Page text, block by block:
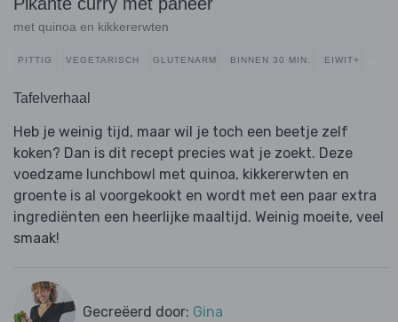
met quinoa en kikkererwten
PITTIG VEGETARISCH GLUTENARM BINNEN 30 MIN. EIWIT+
Tafelverhaal
Heb je weinig tijd, maar wil je toch een beetje zelf
koken? Dan is dit recept precies wat je zoekt. Deze
voedzame lunchbowl met quinoa, kikkererwten en
groente is al voorgekookt en wordt met een paar extra
ingrediënten een heerlijke maaltijd. Weinig moeite, veel
smaak!
Gecreëerd door: Gina